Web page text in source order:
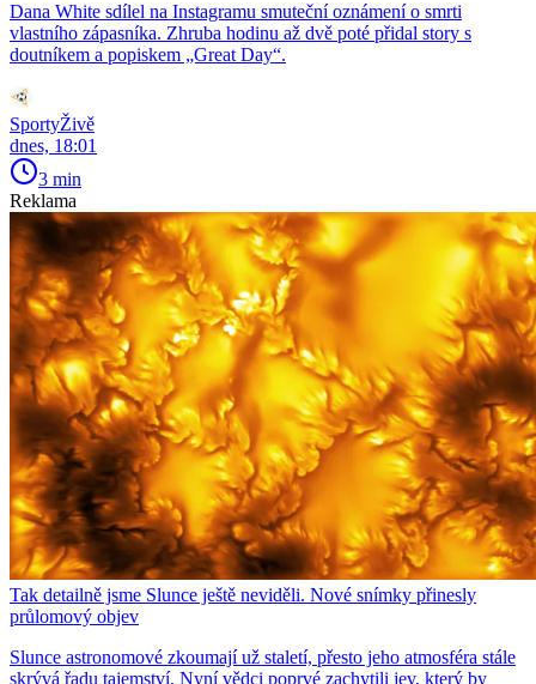
Dana White sdílel na Instagramu smuteční oznámení o smrti
vlastního zápasníka. Zhruba hodinu až dvě poté přidal story s
doutníkem a popiskem „Great Day“.
SportyŽivě
dnes, 18:01
3 min
Reklama
Tak detailně jsme Slunce ještě neviděli. Nové snímky přinesly
průlomový objev
Slunce astronomové zkoumají už staletí, přesto jeho atmosféra stále
skrývá řadu tajemství. Nyní vědci poprvé zachytili jev, který by